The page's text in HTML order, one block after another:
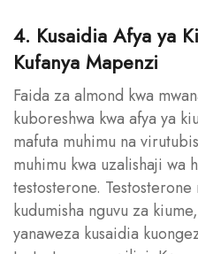
4. Kusaidia Afya ya
Kufanya Mapenzi
Faida za almond kwa
kuboreshwa kwa afya ya
mafuta muhimu na
muhimu kwa uzalishaji wa
testosterone.
kudumisha nguvu za
yanaweza kusaidia